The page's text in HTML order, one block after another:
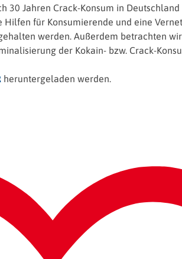
30 Jahren Crack-Konsum in
für Konsumierende und eine
werden. Außerdem betrachten
der Kokain- bzw. Crack-
heruntergeladen werden.